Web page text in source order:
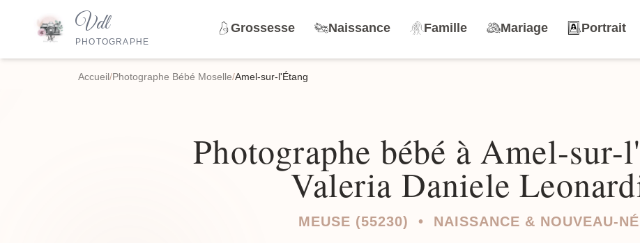
Vdl
PHOTOGRAPHE
Grossesse Naissance Famille Mariage Portrait
Accueil/Photographe Bébé Moselle/Amel-sur-l'Étang
Photographe bébé à Amel-sur-
Valeria Daniele
MEUSE (55230) • NAISSANCE & NOUVEAU-NÉ